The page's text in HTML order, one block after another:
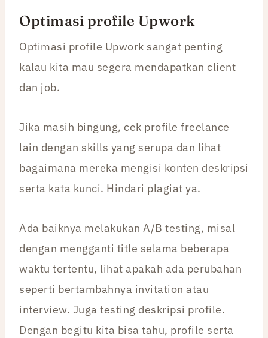
Optimasi profile Upwork
Optimasi profile Upwork sangat penting
kalau kita mau segera mendapatkan client
dan job.
Jika masih bingung, cek profile freelance
lain dengan skills yang serupa dan lihat
bagaimana mereka mengisi konten deskripsi
serta kata kunci. Hindari plagiat ya.
Ada baiknya melakukan A/B testing, misal
dengan mengganti title selama beberapa
waktu tertentu, lihat apakah ada perubahan
seperti bertambahnya invitation atau
interview. Juga testing deskripsi profile.
Dengan begitu kita bisa tahu, profile serta